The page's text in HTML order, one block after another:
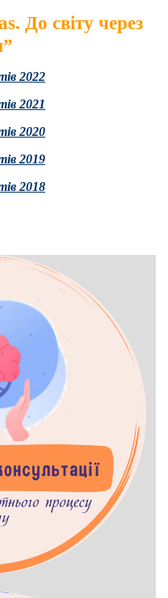
До світу через
2022
2021
2020
2019
2018